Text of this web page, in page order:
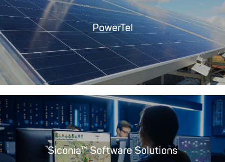
PowerTel
Siconia™ Software Solutions